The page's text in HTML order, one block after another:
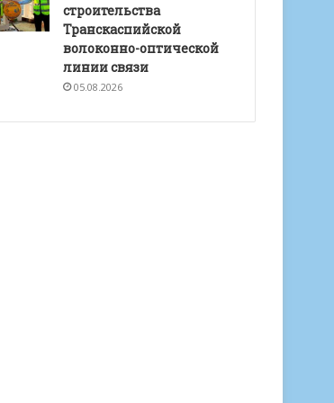
строительства
Транскаспийской
волоконно-оптической
линии связи
05.08.2026